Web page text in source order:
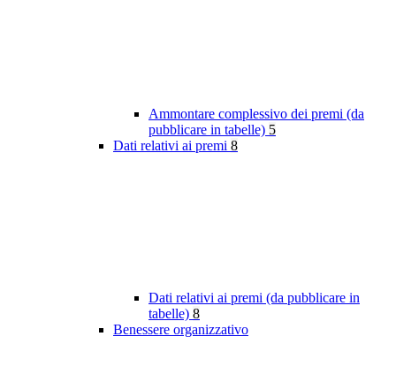
Ammontare complessivo dei premi (da
pubblicare in tabelle) 5
Dati relativi ai premi 8
Dati relativi ai premi (da pubblicare in
tabelle) 8
Benessere organizzativo